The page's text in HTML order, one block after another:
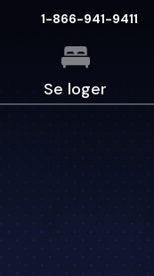
1-866-941-9411
Se loger